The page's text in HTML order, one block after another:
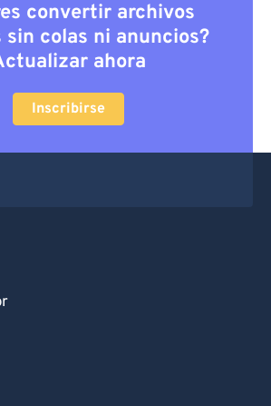
convertir archivos
sin colas ni anuncios?
ahora
Inscribirse